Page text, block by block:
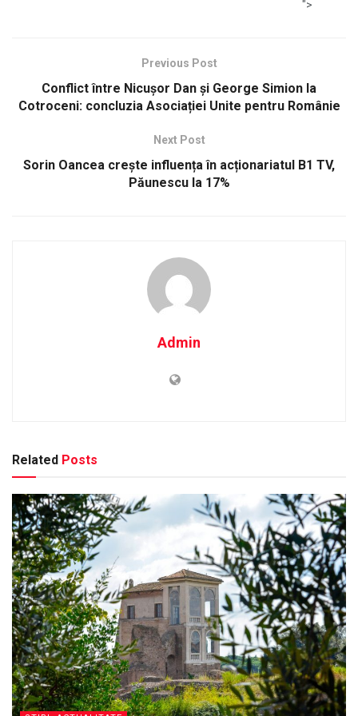
">
Previous Post
Conflict între Nicușor Dan și George Simion la
Cotroceni: concluzia Asociației Unite pentru Românie
Next Post
Sorin Oancea crește influența în acționariatul B1 TV,
Păunescu la 17%
Admin
Related Posts